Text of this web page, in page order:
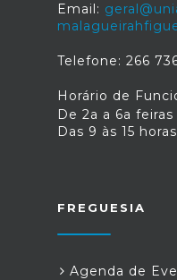
Email:
Telefone: 266
Horário de
De 2a a 6a feiras
Das 9 às 15 horas
FREGUESIA
Agenda de